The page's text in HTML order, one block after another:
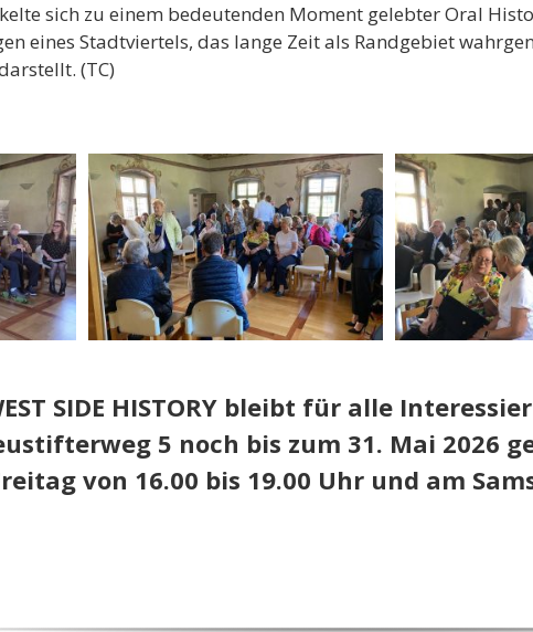
sich zu einem bedeutenden Moment gelebter Oral
eines Stadtviertels, das lange Zeit als Randgebiet
(TC)
SIDE HISTORY bleibt für alle
5 noch bis zum 31. Mai 2026
von 16.00 bis 19.00 Uhr und am